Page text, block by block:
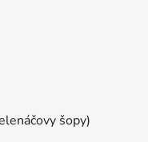
šopy)